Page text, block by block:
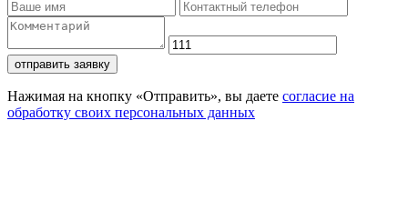
отправить заявку
Нажимая на кнопку «Отправить», вы даете согласие на
обработку своих персональных данных